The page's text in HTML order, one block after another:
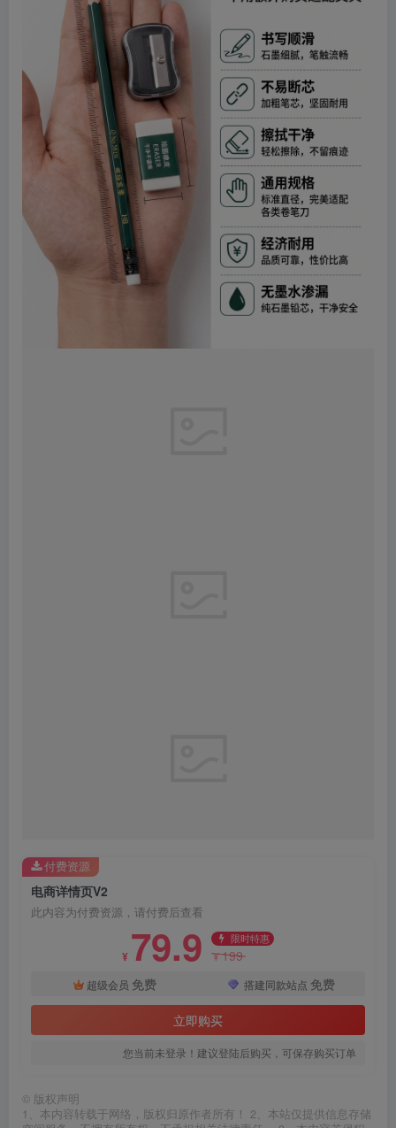
电商详情页V2
此内容为付费资源，请付费后查看
¥ 79.9 限时特惠
¥199
超级会员 免费 搭建同款站点 免费
立即购买
您当前未登录！建议登陆后购买，可保存购买订单
付费资源
© 版权声明
1、本内容转载于网络，版权归原作者所有！ 2、本站仅提供信息存储